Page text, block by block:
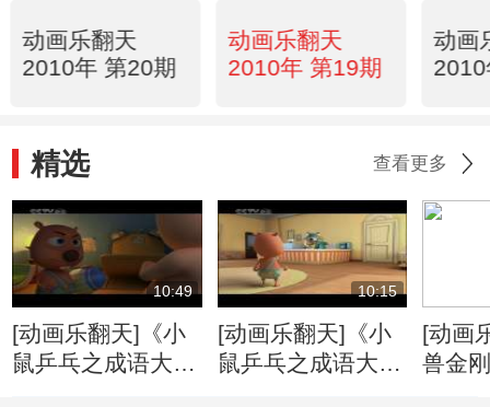
动画乐翻天
2010年 第20期
动画乐翻天
2010年 第19期
动画
精选 查看更多
10:49
[动画乐翻天]《小
鼠乒乓之成语大
10:15
[动画乐翻天]《小
鼠乒乓之成语大
[动画
兽金